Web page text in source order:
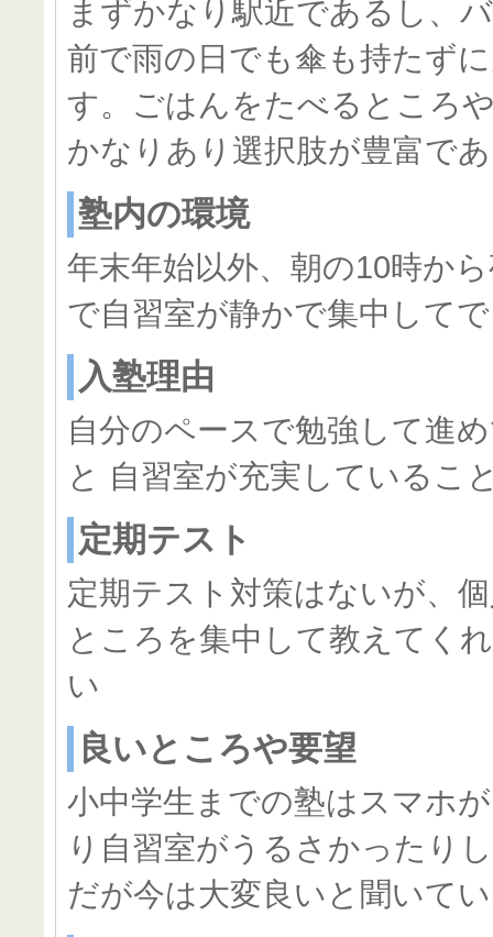
まずかなり駅近であるし、
前で雨の日でも傘も持たず
す。ごはんをたべるところ
かなりあり選択肢が豊富で
塾内の環境
年末年始以外、朝の10時か
で自習室が静かで集中して
入塾理由
自分のペースで勉強して進
と 自習室が充実しているこ
定期テスト
定期テスト対策はないが、
ところを集中して教えてく
い
良いところや要望
小中学生までの塾はスマホ
り自習室がうるさかったり
だが今は大変良いと聞いて